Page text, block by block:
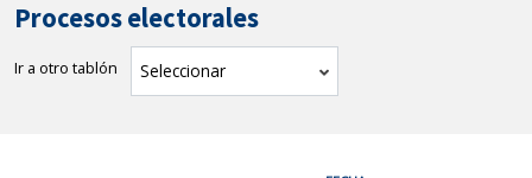
Procesos electorales
Ir a otro tablón Seleccionar tablón